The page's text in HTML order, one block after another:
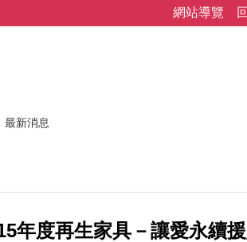
網站導覽
最新消息
年度再生家具－讓愛永續